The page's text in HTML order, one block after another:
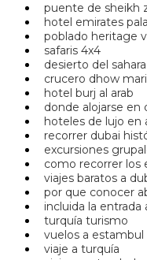
puente de sheikh
hotel emirates
poblado heritage
safaris 4x4
desierto del sahara
crucero dhow
hotel burj al arab
donde alojarse en
hoteles de lujo en
recorrer dubai
excursiones
como recorrer los
viajes baratos a
por que conocer
incluida la entrada
turquía turismo
vuelos a estambul
viaje a turquía